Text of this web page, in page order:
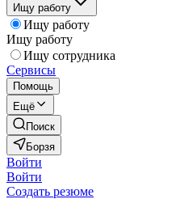
Ищу работу
Ищу работу
Ищу работу
Ищу сотрудника
Сервисы
Помощь
Ещё
Поиск
Борзя
Войти
Войти
Создать резюме